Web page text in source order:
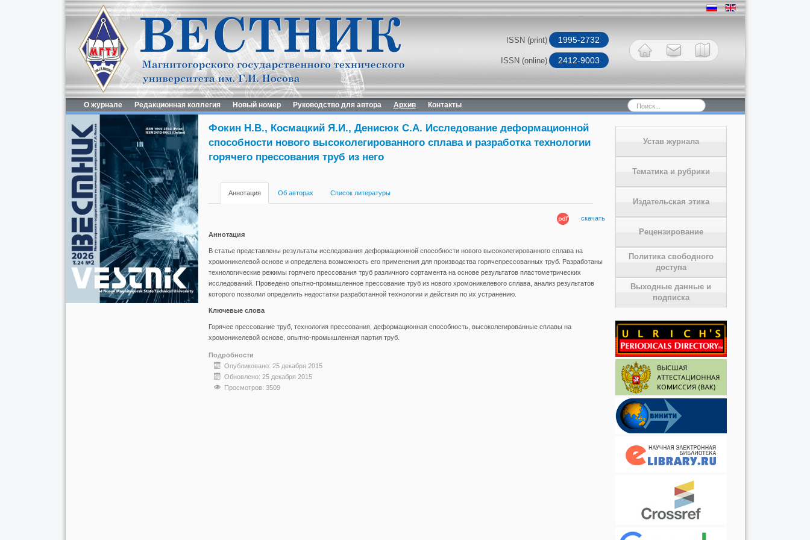
ISSN (print) 1995-2732
ISSN (online) 2412-9003
О журнале Редакционная коллегия Новый номер Руководство для автора Архив Контакты Искать...
Устав журнала
Тематика и рубрики
Издательская этика
Рецензирование
Политика свободного
доступа
Выходные данные и
подписка
Фокин Н.В., Космацкий Я.И., Денисюк С.А. Исследование деформационной
способности нового высоколегированного сплава и разработка технологии
горячего прессования труб из него
Аннотация Об авторах Список литературы
скачать
Аннотация
В статье представлены результаты исследования деформационной способности нового высоколегированного сплава на
хромоникелевой основе и определена возможность его применения для производства горячепрессованных труб. Разработаны
технологические режимы горячего прессования труб различного сортамента на основе результатов пластометрических
исследований. Проведено опытно-промышленное прессование труб из нового хромоникелевого сплава, анализ результатов
которого позволил определить недостатки разработанной технологии и действия по их устранению.
Ключевые слова
Горячее прессование труб, технология прессования, деформационная способность, высоколегированные сплавы на
хромоникелевой основе, опытно-промышленная партия труб.
Подробности
Опубликовано: 25 декабря 2015
Обновлено: 25 декабря 2015
Просмотров: 3509